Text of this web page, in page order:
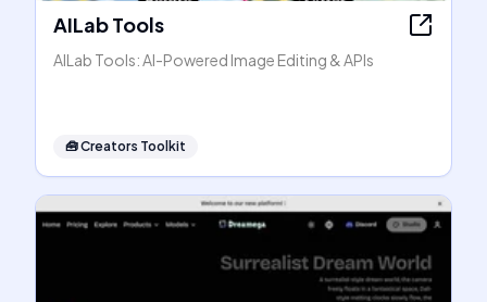
AILab Tools
AILab Tools: AI-Powered Image Editing & APIs
🧰Creators Toolkit